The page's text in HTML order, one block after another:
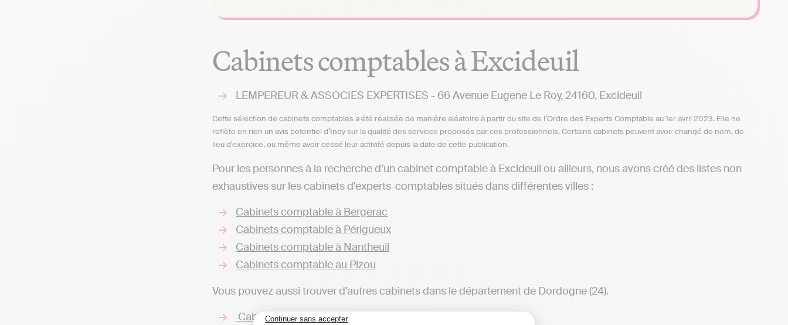
Continuer sans accepter
Cabinets comptables à Excideuil
LEMPEREUR & ASSOCIES EXPERTISES - 66 Avenue Eugene Le Roy, 24160, Excideuil
Cette sélection de cabinets comptables a été réalisée de manière aléatoire à partir du site de l’Ordre des Experts Comptable au 1er avril 2023. Elle ne
reflète en rien un avis potentiel d’Indy sur la qualité des services proposés par ces professionnels. Certains cabinets peuvent avoir changé de nom, de
lieu d'exercice, ou même avoir cessé leur activité depuis la date de cette publication.
Pour les personnes à la recherche d’un cabinet comptable à Excideuil ou ailleurs, nous avons créé des listes non
exhaustives sur les cabinets d'experts-comptables situés dans différentes villes :
Cabinets comptable à Bergerac
Cabinets comptable à Périgueux
Cabinets comptable à Nantheuil
Cabinets comptable au Pizou
Vous pouvez aussi trouver d’autres cabinets dans le département de Dordogne (24).
Cabinets comptable en Dordogne